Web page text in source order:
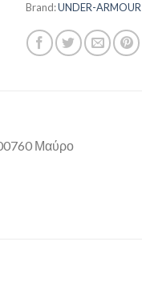
Brand:UNDER-ARMOUR
Μαύρο